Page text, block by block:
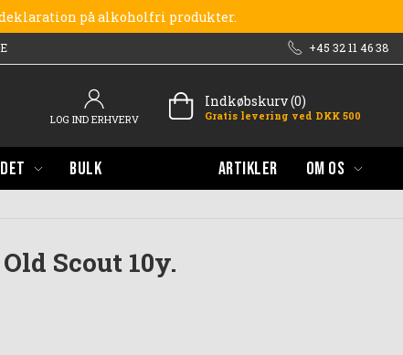
på alkoholfri produkter.
+45 32 11 46 38
LOG IND ERHVERV
Indkøbskurv (0)
Gratis levering ved DKK 500
BULK ARTIKLER OM OS
Scout 10y.